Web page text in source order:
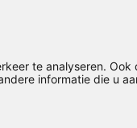
te analyseren.
informatie die u